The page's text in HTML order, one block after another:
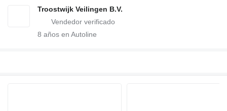
Troostwijk Veilingen B.V.
8 años en Autoline